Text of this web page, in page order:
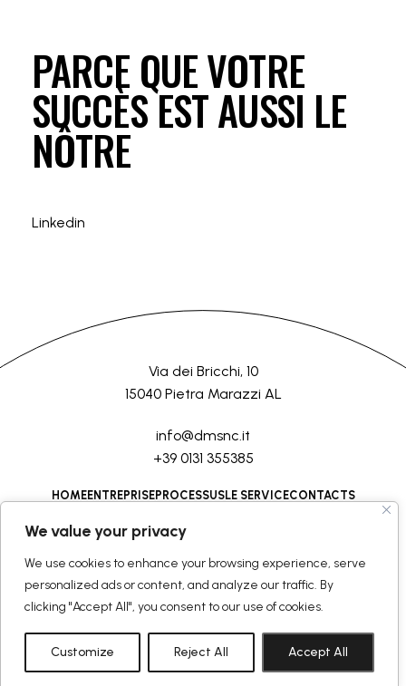
We value your privacy
We use cookies to enhance your browsing experience, serve
personalized ads or content, and analyze our traffic. By
clicking "Accept All", you consent to our use of cookies.
Customize Reject All Accept All
PARCE QUE VOTRE
SUCCÈS EST AUSSI LE
NÔTRE
Linkedin
Via dei Bricchi, 10
15040 Pietra Marazzi AL
info@dmsnc.it
+39 0131 355385
HOMEENTREPRISEPROCESSUSLE SERVICECONTACTS
Politique généraleRapport
Termes et Conditions